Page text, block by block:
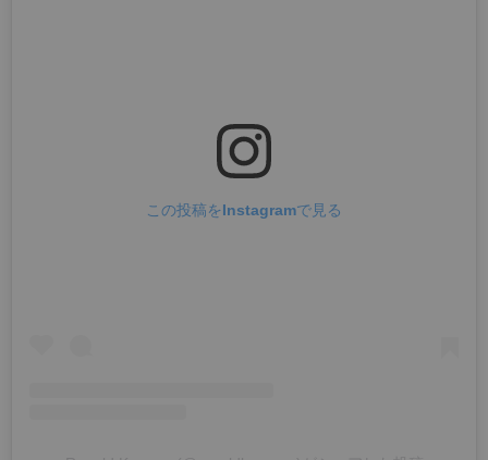
この投稿をInstagramで見る